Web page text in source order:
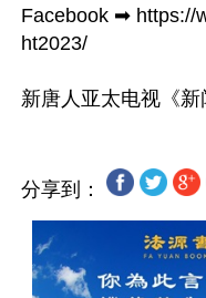
Facebook ➡ https://
ht2023/
分享到：